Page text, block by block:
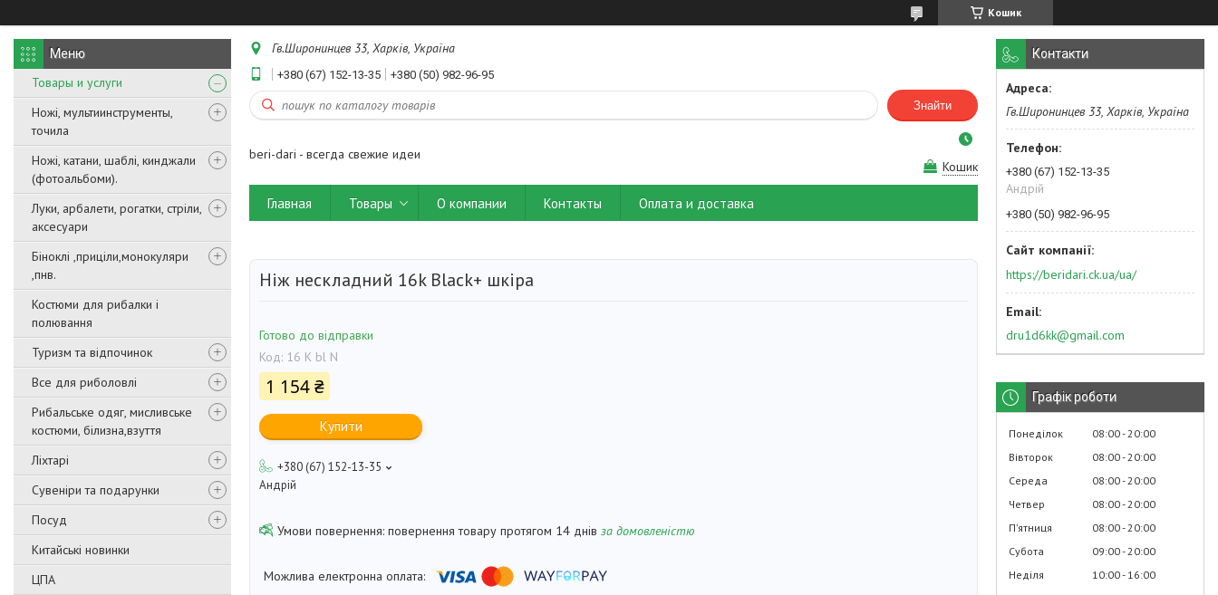
Кошик
Товары и услуги
Ножі, мультиинструменты,
точила
Ножі, катани, шаблі, кинджали
(фотоальбоми).
Луки, арбалети, рогатки, стріли,
аксесуари
Біноклі ,приціли,монокуляри
,пнв.
Костюми для рибалки і
полювання
Туризм та відпочинок
Все для риболовлі
Рибальське одяг, мисливське
костюми, білизна,взуття
Ліхтарі
Сувеніри та подарунки
Посуд
Китайські новинки
ЦПА
Гв.Широнинцев 33, Харків, Україна
+380 (67) 152-13-35 +380 (50) 982-96-95
Знайти
beri-dari - всегда свежие идеи
Кошик
Главная Товары О компании Контакты Оплата и доставка
Ніж нескладний 16k Black+ шкіра
Готово до відправки
Код: 16 K bl N
1 154 ₴
Купити
+380 (67) 152-13-35
Андрій
повернення товару протягом 14 днів за домовленістю
Контакти
Гв.Широнинцев 33, Харків, Україна
+380 (67) 152-13-35
Андрій
+380 (50) 982-96-95
https://beridari.ck.ua/ua/
dru1d6kk@gmail.com
Графік роботи
Понеділок 08:00 20:00
Вівторок
08:00 20:00
Середа
08:00 20:00
Четвер
08:00 20:00
Пʼятниця
08:00 20:00
Субота
09:00 20:00
Неділя
10:00 16:00